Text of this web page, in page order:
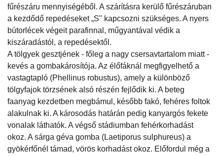
fűrészáru mennyiségéből. A szárításra kerülő fűrészáruban
a kezdődő repedéseket „S" kapcsozni szükséges. A nyers
bútorlécek végeit parafinnal, műgyantával védik a
kiszáradástól, a repedésektől.
A tölgyek gesztjének - főleg a nagy csersavtartalom miatt -
kevés a gombakárosítója. Az élőfáknál megfigyelhető a
vastagtapló (Phellinus robustus), amely a különböző
tölgyfajok törzsének alsó részén fejlődik ki. A beteg
faanyag kezdetben megbámul, később fakó, fehéres foltok
alakulnak ki. A károsodás határán pedig kanyargós fekete
vonalak láthatók. A végső stádiumban fehérkorhadást
okoz. A sárga géva gomba (Laetiporus sulphureus) a
gyökérfőnél támad, vörös korhadást okoz. Előfordul még a